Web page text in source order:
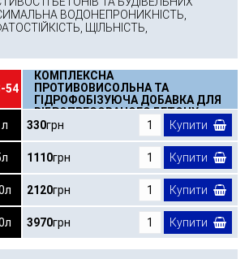
ВОДОНЕПРОНИКНІСТЬ,
ЩІЛЬНІСТЬ,
54
КОМПЛЕКСНА
ПРОТИВОВИСОЛЬНА ТА
ГІДРОФОБІЗУЮЧА ДОБАВКА ДЛЯ
ВІБРОПРЕСОВАНОГО БЕТОНУ
330грн Купити
1110грн Купити
2120грн Купити
3970грн Купити